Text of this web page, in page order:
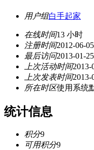
用户组白手起家
在线时间13 小时
注册时间2012-06-
最后访问2013-01-
上次活动时间2013-
上次发表时间2013-
所在时区使用系统
统计信息
积分9
可用积分9